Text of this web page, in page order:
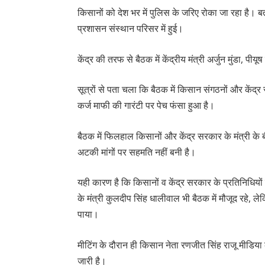
किसानों को देश भर में पुलिस के जरिए रोका जा रहा है।
प्रशासन संस्थान परिसर में हुई।
केंद्र की तरफ से बैठक में केंद्रीय मंत्री अर्जुन मुंडा,
सूत्रों से पता चला कि बैठक में किसान संगठनों और केंद्र
कर्ज माफी की गारंटी पर पेच फंसा हुआ है।
बैठक में फिलहाल किसानों और केंद्र सरकार के मंत्री के
अटकी मांगों पर सहमति नहीं बनी है।
यही कारण है कि किसानों व केंद्र सरकार के
के मंत्री कुलदीप सिंह धालीवाल भी बैठक में मौजूद रहे,
पाया।
मीटिंग के दौरान ही किसान नेता रणजीत सिंह राजू
जारी है।